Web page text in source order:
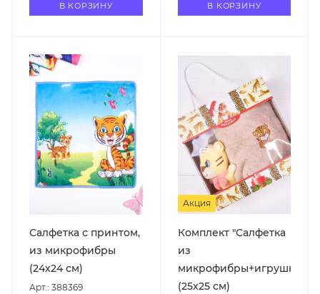
В КОРЗИНУ В КОРЗИНУ
Салфетка с принтом,
из микрофибры
(24х24 см)
Арт.: 388369
Акция
Комплект "Салфетка
из
микрофибры+игрушка"
(25х25 см)